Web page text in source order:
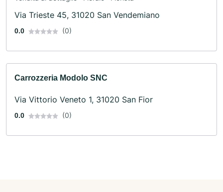
Via Trieste 45, 31020 San Vendemiano
0.0 (0)
Carrozzeria Modolo SNC
Via Vittorio Veneto 1, 31020 San Fior
0.0 (0)